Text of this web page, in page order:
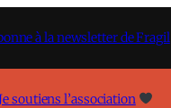
à la newsletter de Fragil
soutiens l’association